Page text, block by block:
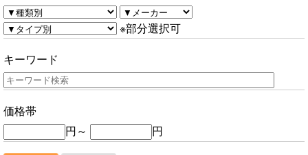
※部分選択可
キーワード
価格帯
円～
円